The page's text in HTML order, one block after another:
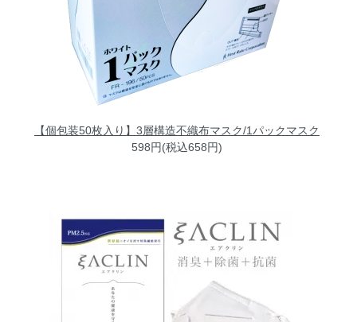
【個包装50枚入り】3層構造不織布マスク/1パックマスク
598円(税込658円)